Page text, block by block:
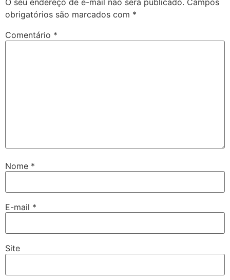
O seu endereço de e-mail não será publicado. Campos
obrigatórios são marcados com *
Comentário *
Nome *
E-mail *
Site